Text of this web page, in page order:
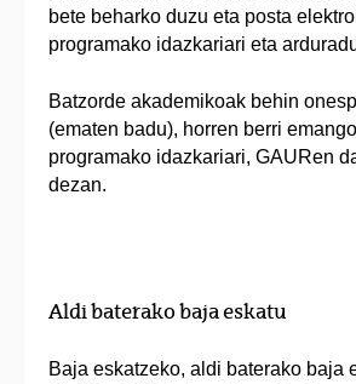
bete beharko duzu eta posta
programako idazkariari eta
Batzorde akademikoak behin
(ematen badu), horren berri
programako idazkariari, GAURen
dezan.
Aldi baterako baja eskatu
Baja eskatzeko, aldi baterako baja